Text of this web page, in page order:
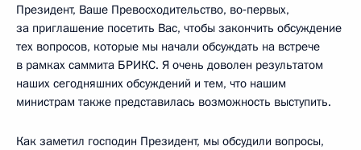
Президент, Ваше Превосходительство, во‑первых,
за приглашение посетить Вас, чтобы закончить обсуждение
тех вопросов, которые мы начали обсуждать на встрече
в рамках саммита БРИКС. Я очень доволен результатом
наших сегодняшних обсуждений и тем, что нашим
министрам также представилась возможность выступить.
Как заметил господин Президент, мы обсудили вопросы,